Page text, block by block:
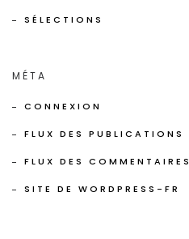
SÉLECTIONS
MÉTA
CONNEXION
FLUX DES PUBLICATIONS
FLUX DES COMMENTAIRES
SITE DE WORDPRESS-FR